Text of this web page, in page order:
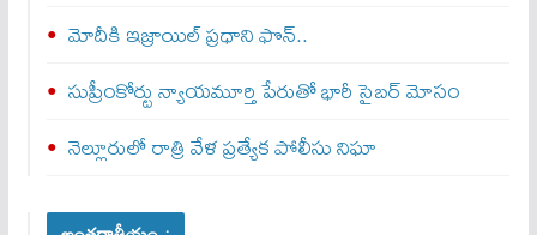
మోదీకి ఇజ్రాయిల్ ప్ర‌ధాని ఫొన్..
సుప్రీంకోర్టు న్యాయమూర్తి పేరుతో భారీ సైబర్ మోసం
నెల్లూరులో రాత్రి వేళ ప్రత్యేక పోలీసు నిఘా